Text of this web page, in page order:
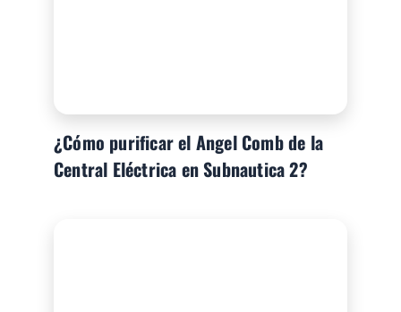
¿Cómo purificar el Angel Comb de la
Central Eléctrica en Subnautica 2?